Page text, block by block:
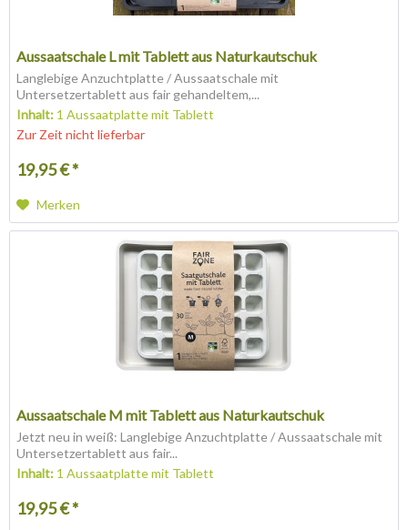
Aussaatschale L mit Tablett aus Naturkautschuk
Langlebige Anzuchtplatte / Aussaatschale mit
Untersetzertablett aus fair gehandeltem,...
Inhalt: 1 Aussaatplatte mit Tablett
Zur Zeit nicht lieferbar
19,95 € *
Merken
Aussaatschale M mit Tablett aus Naturkautschuk
Jetzt neu in weiß: Langlebige Anzuchtplatte / Aussaatschale mit
Untersetzertablett aus fair...
Inhalt: 1 Aussaatplatte mit Tablett
19,95 € *